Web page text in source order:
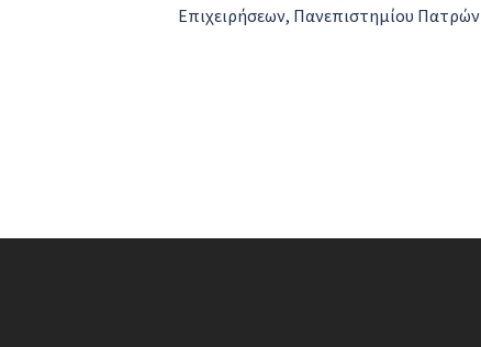
Επιχειρήσεων, Πανεπιστημίου Πατρών